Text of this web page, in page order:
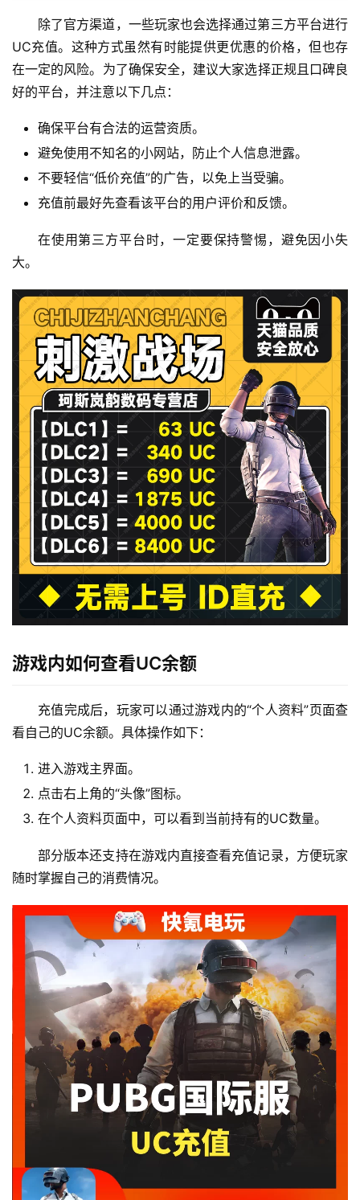
除了官方渠道，一些玩家也会选择通过第三方平台进行
UC充值。这种方式虽然有时能提供更优惠的价格，但也存
在一定的风险。为了确保安全，建议大家选择正规且口碑良
好的平台，并注意以下几点：
确保平台有合法的运营资质。
避免使用不知名的小网站，防止个人信息泄露。
不要轻信“低价充值”的广告，以免上当受骗。
充值前最好先查看该平台的用户评价和反馈。
在使用第三方平台时，一定要保持警惕，避免因小失
大。
游戏内如何查看UC余额
充值完成后，玩家可以通过游戏内的“个人资料”页面查
看自己的UC余额。具体操作如下：
进入游戏主界面。
点击右上角的“头像”图标。
在个人资料页面中，可以看到当前持有的UC数量。
部分版本还支持在游戏内直接查看充值记录，方便玩家
随时掌握自己的消费情况。